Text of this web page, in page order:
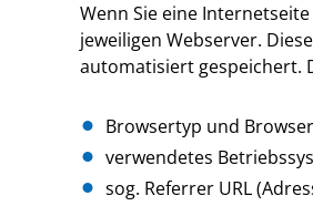
Wenn Sie eine
jeweiligen Webserver.
automatisiert gespeichert.
Browsertyp und
verwendetes
sog. Referrer URL